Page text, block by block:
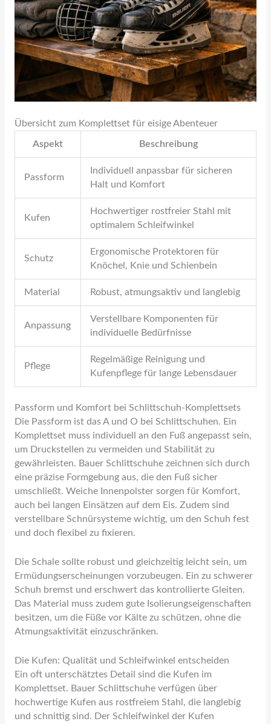
Übersicht zum Komplettset für eisige Abenteuer
Aspekt Beschreibung
Passform
Individuell anpassbar für sicheren
Halt und Komfort
Kufen
Hochwertiger rostfreier Stahl mit
optimalem Schleifwinkel
Schutz
Ergonomische Protektoren für
Knöchel, Knie und Schienbein
Material Robust, atmungsaktiv und langlebig
Anpassung
Verstellbare Komponenten für
individuelle Bedürfnisse
Pflege
Regelmäßige Reinigung und
Kufenpflege für lange Lebensdauer
Passform und Komfort bei Schlittschuh-Komplettsets
Die Passform ist das A und O bei Schlittschuhen. Ein
Komplettset muss individuell an den Fuß angepasst sein,
um Druckstellen zu vermeiden und Stabilität zu
gewährleisten. Bauer Schlittschuhe zeichnen sich durch
eine präzise Formgebung aus, die den Fuß sicher
umschließt. Weiche Innenpolster sorgen für Komfort,
auch bei langen Einsätzen auf dem Eis. Zudem sind
verstellbare Schnürsysteme wichtig, um den Schuh fest
und doch flexibel zu fixieren.
Die Schale sollte robust und gleichzeitig leicht sein, um
Ermüdungserscheinungen vorzubeugen. Ein zu schwerer
Schuh bremst und erschwert das kontrollierte Gleiten.
Das Material muss zudem gute Isolierungseigenschaften
besitzen, um die Füße vor Kälte zu schützen, ohne die
Atmungsaktivität einzuschränken.
Die Kufen: Qualität und Schleifwinkel entscheiden
Ein oft unterschätztes Detail sind die Kufen im
Komplettset. Bauer Schlittschuhe verfügen über
hochwertige Kufen aus rostfreiem Stahl, die langlebig
und schnittig sind. Der Schleifwinkel der Kufen